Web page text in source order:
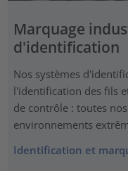
Marquage
d'identification
Nos systèmes
l'identification des fils
de contrôle : toutes
environnements
Identification et